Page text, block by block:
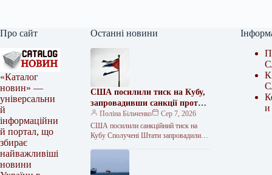
Про сайт
«Каталог
новин» —
універсальни
й
інформаційни
й портал, що
збирає
найважливіші
новини
Останні новини
США посилили тиск на Кубу,
запровадивши санкції проти
фігурантів збройних
закупівель
Поліна Більченко
Сер 7, 2026
США посилили санкційний тиск на
Кубу Сполучені Штати запровадили
и